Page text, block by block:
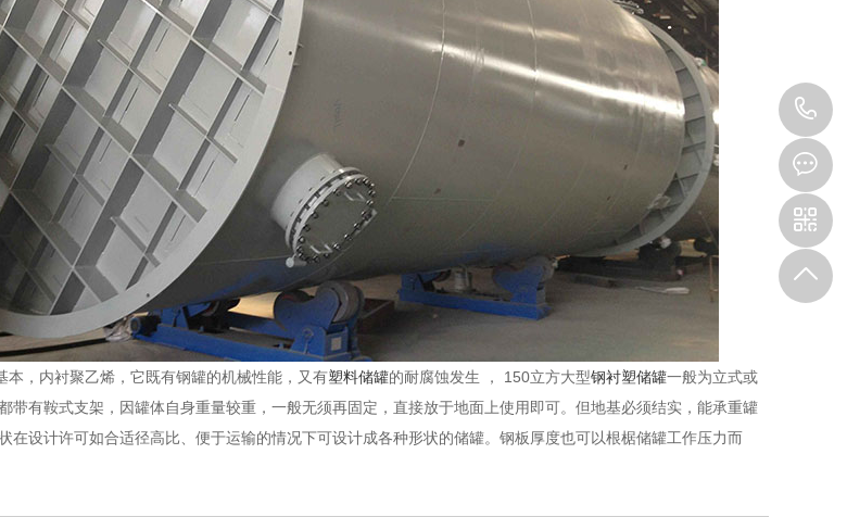
本，内衬聚乙烯，它既有钢罐的机械性能，又有塑料储罐的耐腐蚀发生 ， 150立方大型钢衬塑储罐一般为立式或
带有鞍式支架，因罐体自身重量较重，一般无须再固定，直接放于地面上使用即可。但地基必须结实，能承重罐
在设计许可如合适径高比、便于运输的情况下可设计成各种形状的储罐。钢板厚度也可以根椐储罐工作压力而